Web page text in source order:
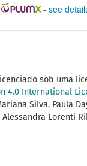
- see
sob uma
4.0 International
Silva, Paula
Alessandra Lorenti